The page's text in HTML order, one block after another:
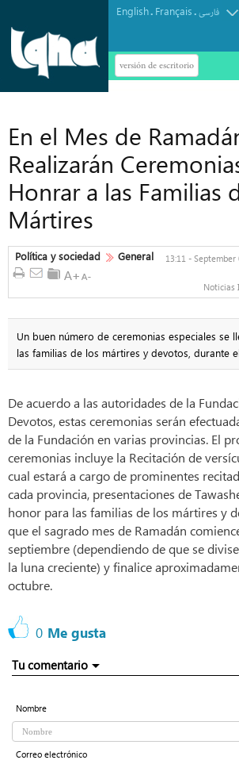
English. Français.فارسی
versión de escritorio
En el Mes de
Realizarán
Honrar a las Familias
Mártires
Política y sociedad General 13:11 - September
Noticias
Un buen número de ceremonias especiales se
las familias de los mártires y devotos, durante
De acuerdo a las autoridades de la
Devotos, estas ceremonias serán
de la Fundación en varias provincias. El
ceremonias incluye la Recitación de
cual estará a cargo de prominentes
cada provincia, presentaciones de
honor para las familias de los mártires y
que el sagrado mes de Ramadán
septiembre (dependiendo de que se
la luna creciente) y finalice
octubre.
0 Me gusta
Tu comentario
Nombre
Correo electrónico